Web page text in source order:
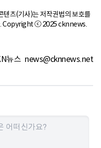
츠(기사)는 저작권법의 보호를
. Copyright ⓒ 2025 cknnews.
뉴스 news@cknnews.net